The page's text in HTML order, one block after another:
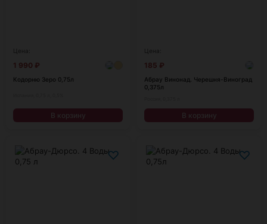
1 990 ₽
Кодорню Зеро 0,75л
В корзину
185 ₽
Абрау Винонад. Черешня-Виноград
0,375л
В корзину
♡ ♡